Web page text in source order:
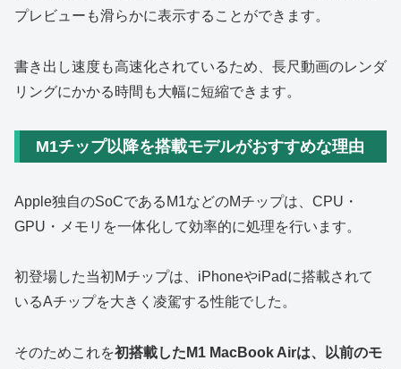
プレビューも滑らかに表示することができます。
書き出し速度も高速化されているため、長尺動画のレンダ
リングにかかる時間も大幅に短縮できます。
M1チップ以降を搭載モデルがおすすめな理由
Apple独自のSoCであるM1などのMチップは、CPU・
GPU・メモリを一体化して効率的に処理を行います。
初登場した当初Mチップは、iPhoneやiPadに搭載されて
いるAチップを大きく凌駕する性能でした。
そのためこれを初搭載したM1 MacBook Airは、以前のモ